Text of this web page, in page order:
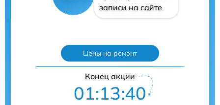
записи на сайте
Цены на ремонт
Конец акции
01:13:39